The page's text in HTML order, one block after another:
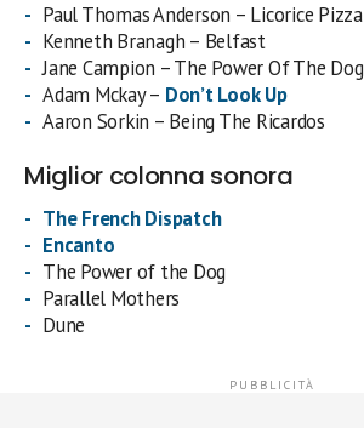
Paul Thomas Anderson – Licorice Pizza
Kenneth Branagh – Belfast
Jane Campion – The Power Of The Dog
Adam Mckay – Don’t Look Up
Aaron Sorkin – Being The Ricardos
Miglior colonna sonora
The French Dispatch
Encanto
The Power of the Dog
Parallel Mothers
Dune